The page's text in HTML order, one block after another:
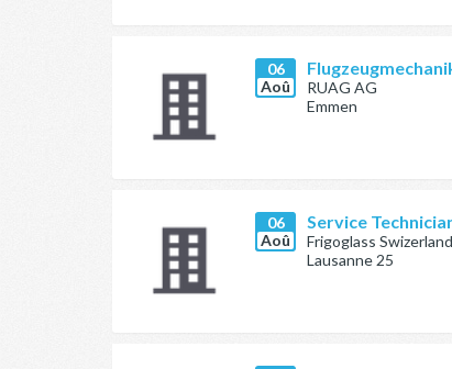
06
Aoû
RUAG AG
Emmen
06
Aoû
Service
Frigoglass
Lausanne 25